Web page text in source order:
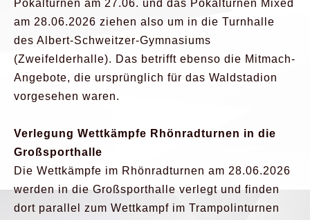
Pokalturnen am 27.06. und das Pokalturnen Mixed
am 28.06.2026 ziehen also um in die Turnhalle
des Albert-Schweitzer-Gymnasiums
(Zweifelderhalle). Das betrifft ebenso die Mitmach-
Angebote, die ursprünglich für das Waldstadion
vorgesehen waren.
Verlegung Wettkämpfe Rhönradturnen in die
Großsporthalle
Die Wettkämpfe im Rhönradturnen am 28.06.2026
werden in die Großsporthalle verlegt und finden
dort parallel zum Wettkampf im Trampolinturnen